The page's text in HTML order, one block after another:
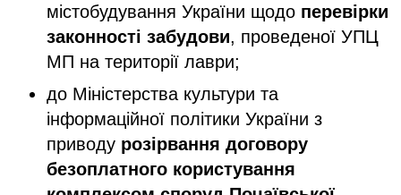
містобудування України щодо перевірки
законності забудови, проведеної УПЦ
МП на території лаври;
до Міністерства культури та
інформаційної політики України з
приводу розірвання договору
безоплатного користування